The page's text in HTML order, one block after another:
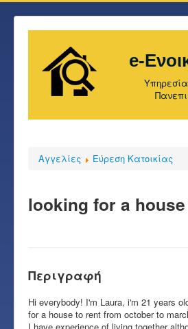
e-
Υπηρεσία
Αγγελίες Εύρεση Κατοικίας
looking for a
Περιγραφή
Hi everybody! I'm Laura, i'm 21 years
for a house to rent from october to
I have experience of living together